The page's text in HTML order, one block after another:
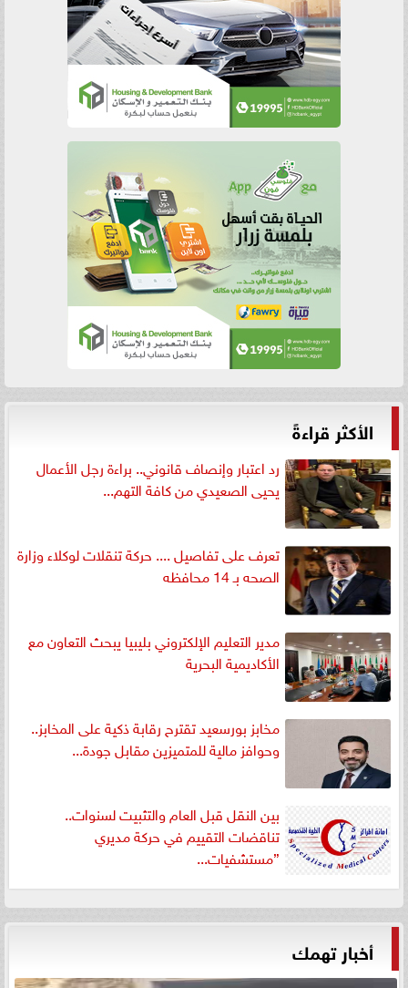
الأكثر قراءةً
رد اعتبار وإنصاف قانوني.. براءة رجل الأعمال
يحيى الصعيدي من كافة التهم...
تعرف على تفاصيل .... حركة تنقلات لوكلاء وزارة
الصحه بـ 14 محافظه
مدير التعليم الإلكتروني بليبيا يبحث التعاون مع
الأكاديمية البحرية
مخابز بورسعيد تقترح رقابة ذكية على المخابز..
وحوافز مالية للمتميزين مقابل جودة...
بين النقل قبل العام والتثبيت لسنوات..
تناقضات التقييم في حركة مديري
”مستشفيات...
أخبار تهمك